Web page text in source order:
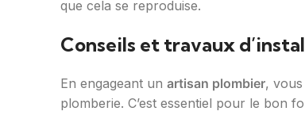
que cela se reproduise.
Conseils et travaux
En engageant un artisan plombier,
plomberie. C’est essentiel pour le bon